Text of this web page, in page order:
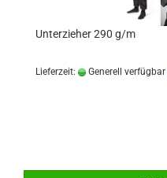
Unterzieher 290 g/m
Lieferzeit: Generell verfügbar